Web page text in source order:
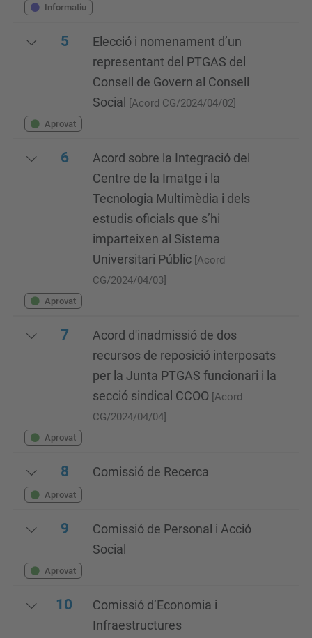
Informatiu
5
Elecció i nomenament d’un
representant del PTGAS del
Consell de Govern al Consell
Social
[Acord CG/2024/04/02]
Aprovat
6
Acord sobre la Integració del
Centre de la Imatge i la
Tecnologia Multimèdia i dels
estudis oficials que s’hi
imparteixen al Sistema
Universitari Públic [Acord
CG/2024/04/03]
Aprovat
7
Acord d'inadmissió de dos
recursos de reposició interposats
per la Junta PTGAS funcionari i la
secció sindical CCOO [Acord
CG/2024/04/04]
Aprovat
8 Comissió de Recerca
Aprovat
9
Comissió de Personal i Acció
Social
Aprovat
10
Comissió d’Economia i
Infraestructures